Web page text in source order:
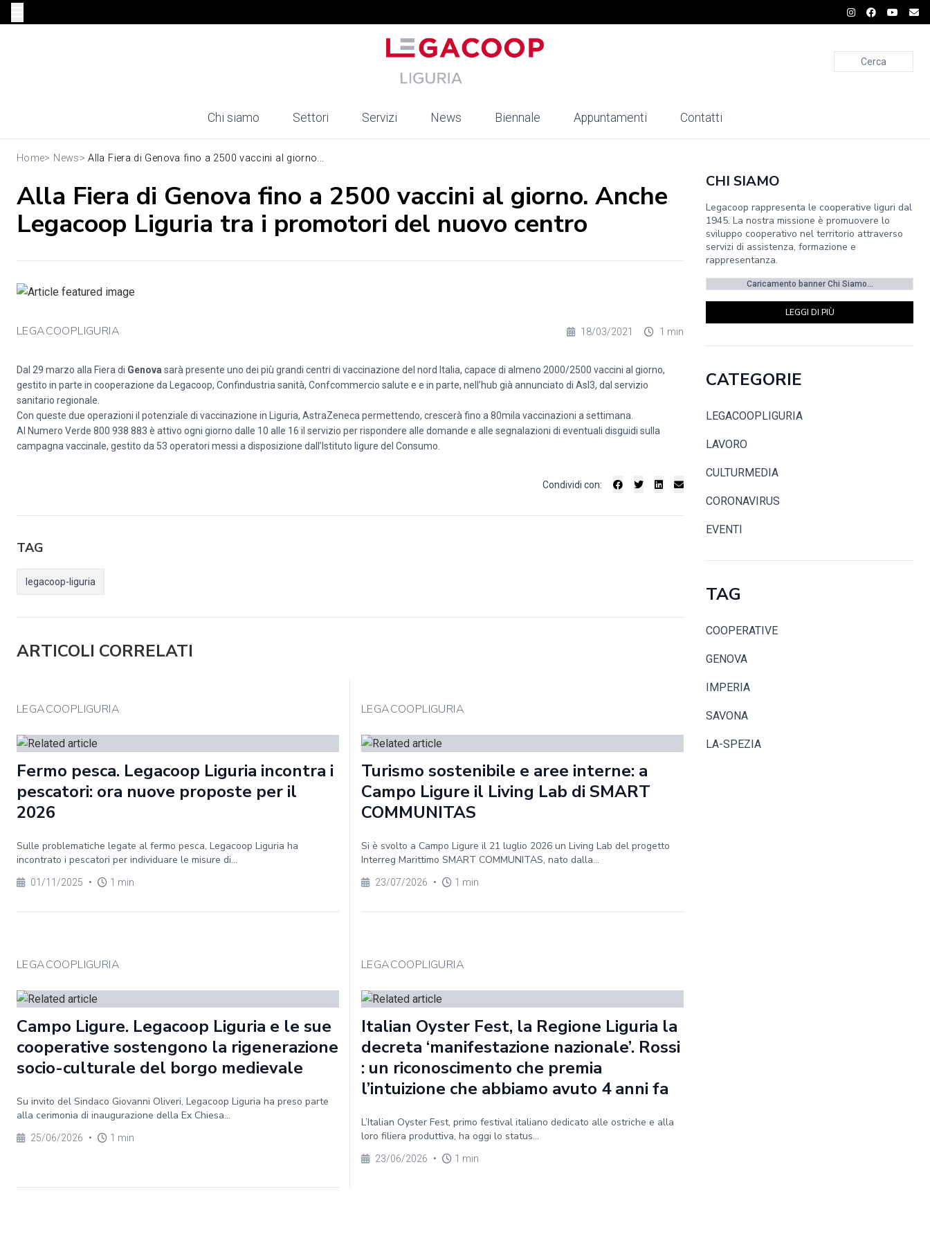
Cerca
Chi siamo Settori Servizi News Biennale Appuntamenti Contatti
Home> News> Alla Fiera di Genova fino a 2500 vaccini al giorno...
Alla Fiera di Genova fino a 2500 vaccini al giorno. Anche
Legacoop Liguria tra i promotori del nuovo centro
LEGACOOPLIGURIA 18/03/2021 1 min
Dal 29 marzo alla Fiera di Genova sarà presente uno dei più grandi centri di vaccinazione del nord Italia, capace di almeno 2000/2500 vaccini al giorno,
gestito in parte in cooperazione da Legacoop, Confindustria sanità, Confcommercio salute e e in parte, nell’hub già annunciato di Asl3, dal servizio
sanitario regionale.
Con queste due operazioni il potenziale di vaccinazione in Liguria, AstraZeneca permettendo, crescerà fino a 80mila vaccinazioni a settimana.
Al Numero Verde 800 938 883 è attivo ogni giorno dalle 10 alle 16 il servizio per rispondere alle domande e alle segnalazioni di eventuali disguidi sulla
campagna vaccinale, gestito da 53 operatori messi a disposizione dall’Istituto ligure del Consumo.
Condividi con:
TAG
legacoop-liguria
ARTICOLI CORRELATI
LEGACOOPLIGURIA
Fermo pesca. Legacoop Liguria incontra i
pescatori: ora nuove proposte per il
2026
Sulle problematiche legate al fermo pesca, Legacoop Liguria ha
incontrato i pescatori per individuare le misure di...
01/11/2025 • 1 min
LEGACOOPLIGURIA
Turismo sostenibile e aree interne: a
Campo Ligure il Living Lab di SMART
COMMUNITAS
Si è svolto a Campo Ligure il 21 luglio 2026 un Living Lab del progetto
Interreg Marittimo SMART COMMUNITAS, nato dalla...
23/07/2026 • 1 min
LEGACOOPLIGURIA
Campo Ligure. Legacoop Liguria e le sue
cooperative sostengono la rigenerazione
socio-culturale del borgo medievale
Su invito del Sindaco Giovanni Oliveri, Legacoop Liguria ha preso parte
alla cerimonia di inaugurazione della Ex Chiesa...
25/06/2026 • 1 min
LEGACOOPLIGURIA
Italian Oyster Fest, la Regione Liguria la
decreta ‘manifestazione nazionale’. Rossi
: un riconoscimento che premia
l’intuizione che abbiamo avuto 4 anni fa
L’Italian Oyster Fest, primo festival italiano dedicato alle ostriche e alla
loro filiera produttiva, ha oggi lo status...
23/06/2026 • 1 min
CHI SIAMO
Legacoop rappresenta le cooperative liguri dal
1945. La nostra missione è promuovere lo
sviluppo cooperativo nel territorio attraverso
servizi di assistenza, formazione e
rappresentanza.
Caricamento banner Chi Siamo...
LEGGI DI PIÙ
CATEGORIE
LEGACOOPLIGURIA
LAVORO
CULTURMEDIA
CORONAVIRUS
EVENTI
TAG
COOPERATIVE
GENOVA
IMPERIA
SAVONA
LA-SPEZIA